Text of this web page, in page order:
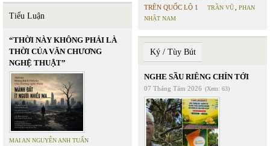
Tiểu Luận
“THỜI NÀY KHÔNG PHẢI LÀ
THỜI CỦA VĂN CHƯƠNG
NGHỆ THUẬT”
MAI AN NGUYỄN ANH TUẤN
TRÊN QUỐC LỘ 1
TRẦN VŨ
PHAN
NHẬT NAM
Ký / Tùy Bút
NGHE SẦU RIÊNG CHÍN TỚI
07 Tháng Tám 2026 (Xem: 63)